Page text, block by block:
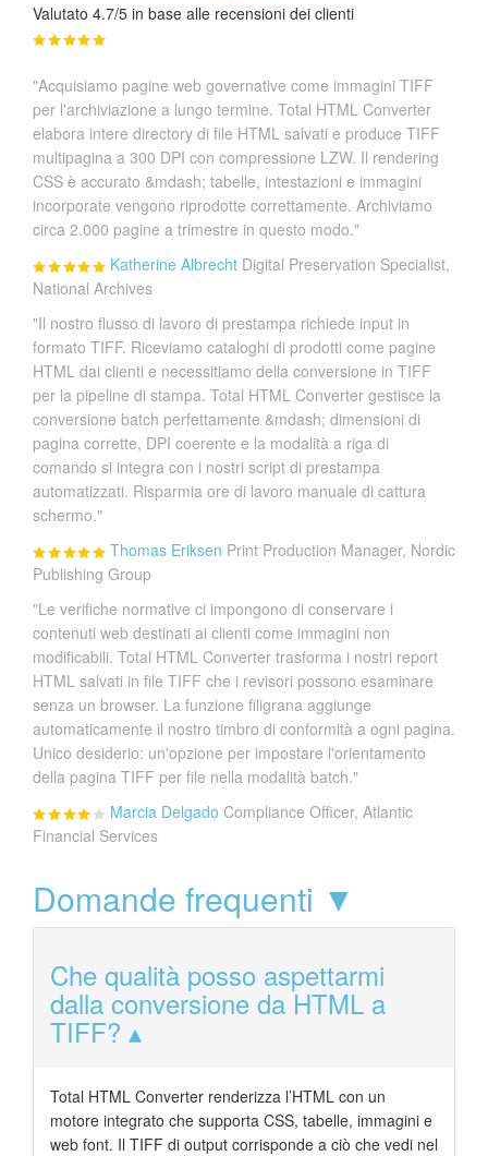
Valutato 4.7/5 in base alle recensioni dei clienti
"Acquisiamo pagine web governative come immagini TIFF
per l'archiviazione a lungo termine. Total HTML Converter
elabora intere directory di file HTML salvati e produce TIFF
multipagina a 300 DPI con compressione LZW. Il rendering
CSS è accurato &mdash; tabelle, intestazioni e immagini
incorporate vengono riprodotte correttamente. Archiviamo
circa 2.000 pagine a trimestre in questo modo."
Katherine Albrecht Digital Preservation Specialist,
National Archives
"Il nostro flusso di lavoro di prestampa richiede input in
formato TIFF. Riceviamo cataloghi di prodotti come pagine
HTML dai clienti e necessitiamo della conversione in TIFF
per la pipeline di stampa. Total HTML Converter gestisce la
conversione batch perfettamente &mdash; dimensioni di
pagina corrette, DPI coerente e la modalità a riga di
comando si integra con i nostri script di prestampa
automatizzati. Risparmia ore di lavoro manuale di cattura
schermo."
Thomas Eriksen Print Production Manager, Nordic
Publishing Group
"Le verifiche normative ci impongono di conservare i
contenuti web destinati ai clienti come immagini non
modificabili. Total HTML Converter trasforma i nostri report
HTML salvati in file TIFF che i revisori possono esaminare
senza un browser. La funzione filigrana aggiunge
automaticamente il nostro timbro di conformità a ogni pagina.
Unico desiderio: un'opzione per impostare l'orientamento
della pagina TIFF per file nella modalità batch."
Marcia Delgado Compliance Officer, Atlantic
Financial Services
Domande frequenti ▼
Che qualità posso aspettarmi
dalla conversione da HTML a
TIFF?
Total HTML Converter renderizza l’HTML con un
motore integrato che supporta CSS, tabelle, immagini e
web font. Il TIFF di output corrisponde a ciò che vedi nel